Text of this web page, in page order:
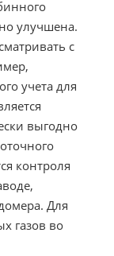
улучшена.
с
учета для
выгодно
контроля
Для
газов во